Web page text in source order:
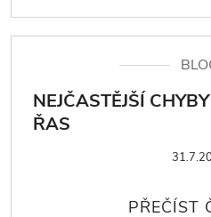
NEJČASTĚJŠÍ
ŘAS